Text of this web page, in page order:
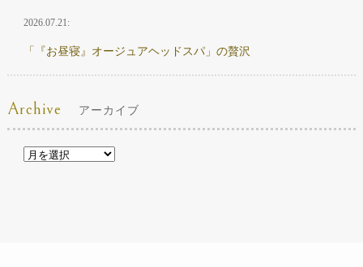
2026.07.21:
「『お昼寝』オージュアヘッドスパ」の贅沢
Archive アーカイブ